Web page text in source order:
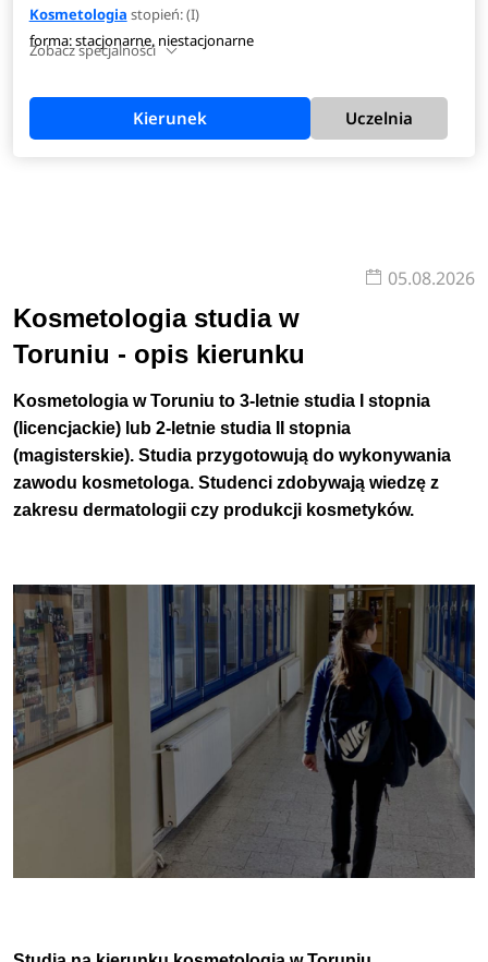
Kosmetologia stopień: (I)
forma: stacjonarne, niestacjonarne
Zobacz specjalności
Kierunek Uczelnia
05.08.2026
Kosmetologia studia w
Toruniu - opis kierunku
Kosmetologia w Toruniu to 3-letnie studia I stopnia
(licencjackie) lub 2-letnie studia II stopnia
(magisterskie). Studia przygotowują do wykonywania
zawodu kosmetologa. Studenci zdobywają wiedzę z
zakresu dermatologii czy produkcji kosmetyków.